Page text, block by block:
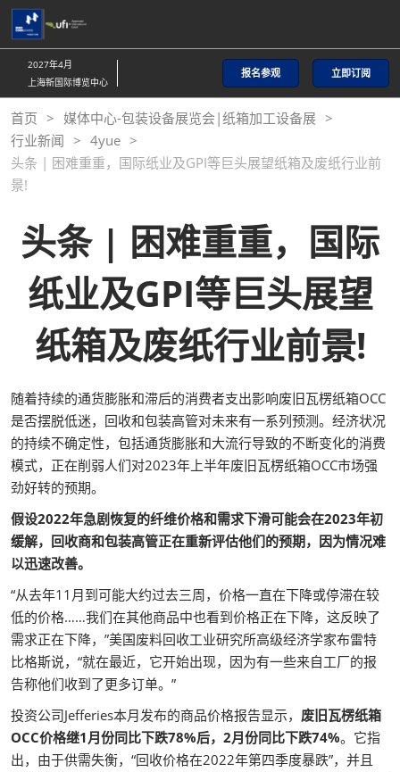
直
接
跳
至
内
容
2027年4月
上海新国际博览中心
报名参观 立即订阅
首页
媒体中心-包装设备展览会|纸箱加工设备展
行业新闻
4yue
头条 | 困难重重，国际纸业及GPI等巨头展望纸箱及废纸行业前
景!
头条 | 困难重重，国际
纸业及GPI等巨头展望
纸箱及废纸行业前景!
随着持续的通货膨胀和滞后的消费者支出影响废旧瓦楞纸箱OCC
是否摆脱低迷，回收和包装高管对未来有一系列预测。经济状况
的持续不确定性，包括通货膨胀和大流行导致的不断变化的消费
模式，正在削弱人们对2023年上半年废旧瓦楞纸箱OCC市场强
劲好转的预期。
假设2022年急剧恢复的纤维价格和需求下滑可能会在2023年初
缓解，回收商和包装高管正在重新评估他们的预期，因为情况难
以迅速改善。
“从去年11月到可能大约过去三周，价格一直在下降或停滞在较
低的价格……我们在其他商品中也看到价格正在下降，这反映了
需求正在下降，”美国废料回收工业研究所高级经济学家布雷特
比格斯说，“就在最近，它开始出现，因为有一些来自工厂的报
告称他们收到了更多订单。”
投资公司Jefferies本月发布的商品价格报告显示， 废旧瓦楞纸箱
OCC价格继1月份同比下跌78%后，2月份同比下跌74%。它指
出，由于供需失衡，“回收价格在2022年第四季度暴跌”，并且